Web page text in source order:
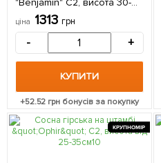
"Benjamin" С2, висота 30-
40см 1 саджанець в
упаковці
ціна 1313 грн
- +
КУПИТИ
+52.52 грн бонусів за покупку
КРУПНОМІР